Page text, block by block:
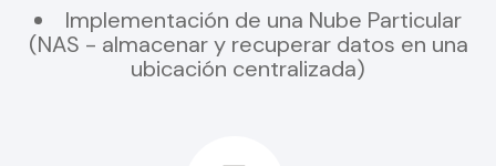
Implementación de una Nube Particular
(NAS - almacenar y recuperar datos en una
ubicación centralizada)